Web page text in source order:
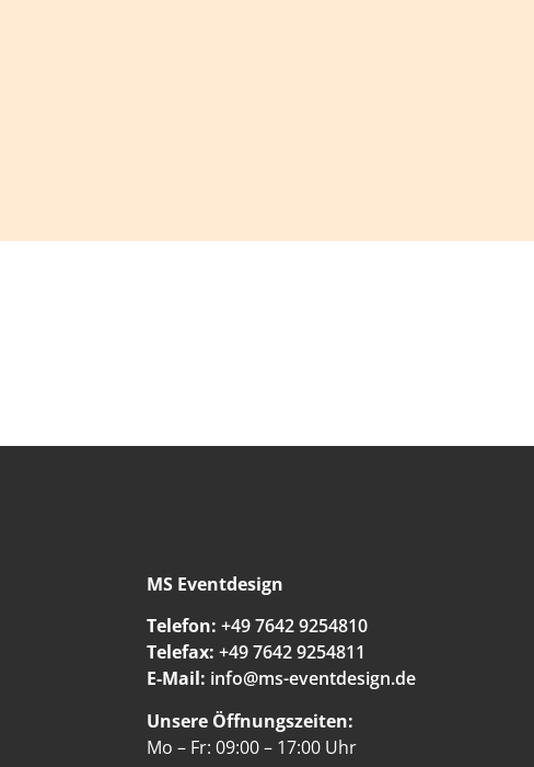
MS Eventdesign
Telefon: +49 7642 9254810
Telefax: +49 7642 9254811
E-Mail: info@ms-eventdesign.de
Unsere Öffnungszeiten:
Mo – Fr: 09:00 – 17:00 Uhr